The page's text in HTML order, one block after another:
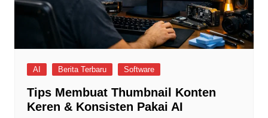
AI Berita Terbaru Software
Tips Membuat Thumbnail Konten
Keren & Konsisten Pakai AI